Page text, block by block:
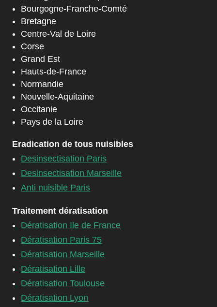
Bourgogne-Franche-Comté
Bretagne
Centre-Val de Loire
Corse
Grand Est
Hauts-de-France
Normandie
Nouvelle-Aquitaine
Occitanie
Pays de la Loire
Eradication de tous nuisibles
Desinsectisation Paris
Desinsectisation Marseille
Anti nuisible Paris
Traitement dératisation
Dératisation Ile de France
Dératisation Paris 75
Dératisation Marseille
Dératisation Lille
Dératisation Toulouse
Dératisation Lyon